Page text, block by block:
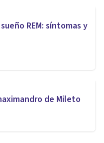
REM: síntomas y
de Mileto